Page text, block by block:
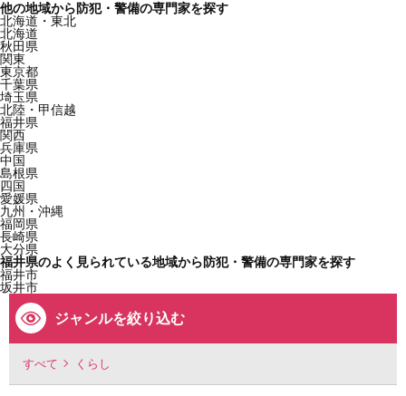
他の地域から防犯・警備の専門家を探す
北海道・東北
北海道
秋田県
関東
東京都
千葉県
埼玉県
北陸・甲信越
福井県
関西
兵庫県
中国
島根県
四国
愛媛県
九州・沖縄
福岡県
長崎県
大分県
福井県のよく見られている地域から防犯・警備の専門家を探す
福井市
坂井市
ジャンルを絞り込む
すべて くらし